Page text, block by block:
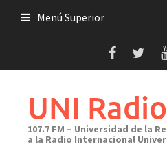
Menú Superior
UNI Radio
107.7 FM – Universidad de la
a la Radio Internacional